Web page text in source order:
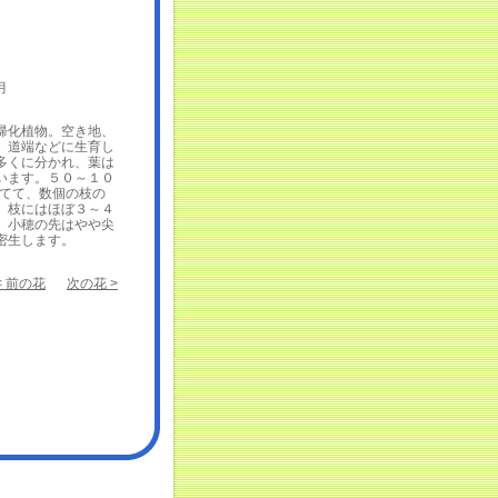
植物。空き地、
道端などに生育し
くに分かれ、葉は
ます。５０～１０
て、数個の枝の
枝にはほぼ３～４
小穂の先はやや尖
します。
前の花 次の花 >